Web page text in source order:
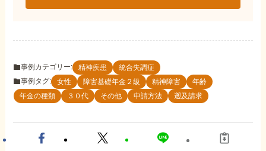
事例カテゴリー: 精神疾患
統合失調症
事例タグ:
女性 障害基礎年金２級 精神障害
年齢
年金の種類
３０代 その他 申請方法 遡及請求